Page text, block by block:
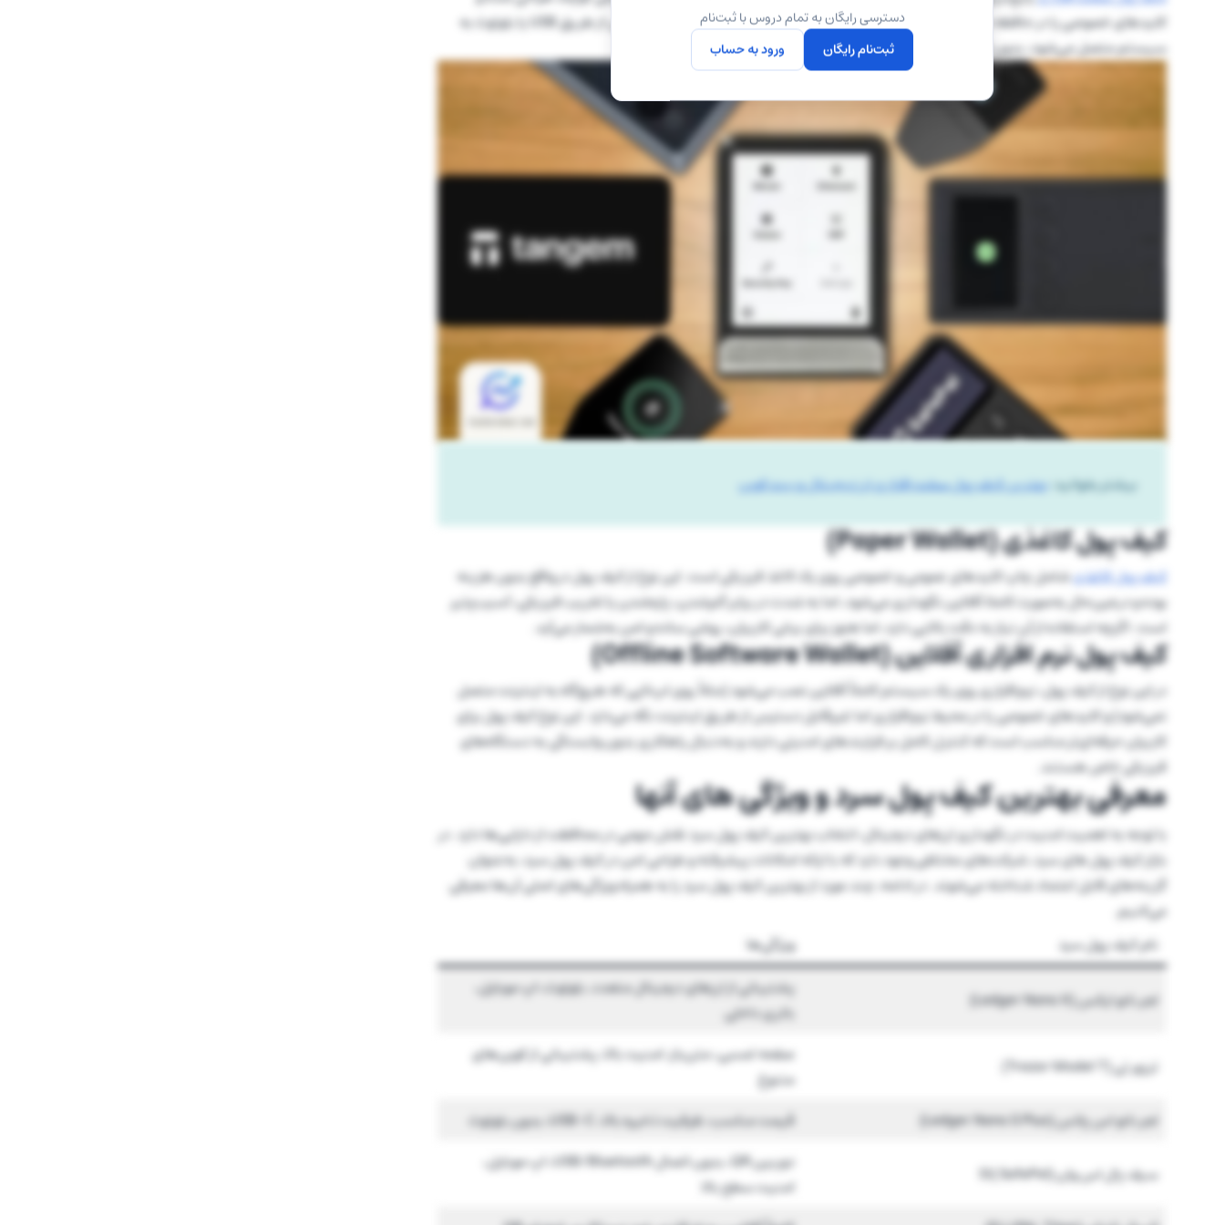
دسترسی رایگان به تمام دروس با ثبت‌نام
ثبت‌نام رایگان
ورود به حساب
کلیدهای خصوصی را در حافظه داخلی خود نگه می‌دارد. این نوع کیف پول تنها هنگام انجام تراکنش از طریق USB یا بلوتوث به
سیستم متصل می‌شود، بدون اینکه کلید خصوصی از دستگاه خارج شود.
بیشتر بخوانید: بهترین کیف پول سخت افزاری ارز دیجیتال و بیت کوین
کیف پول کاغذی (Paper Wallet)
کیف پول کاغذیشامل چاپ کلیدهای عمومی و خصوصی روی یک کاغذ فیزیکی است. این نوع از کیف پول در واقع بدون هزینه
بوده و درعین‌حال به‌صورت کاملا آفلاین نگهداری می‌شود، اما به شدت در برابر گم‌شدن، پاره‌شدن یا تخریب فیزیکی، آسیب‌پذیر
است. اگرچه استفاده از آن نیاز به دقت بالایی دارد، اما هنوز برای برخی کاربران، روشی ساده و امن به‌شمار می‌آید.
کیف پول نرم افزاری آفلاین (Offline Software Wallet)
در این نوع از کیف پول، نرم‌افزاری روی یک سیستم کاملاً آفلاین نصب می‌شود (مثلاً روی لپ‌تاپی که هیچ‌گاه به اینترنت متصل
نمی‌شود) و کلیدهای خصوصی را در محیط نرم‌افزاری اما غیرقابل‌ دسترس از طریق اینترنت نگه می‌دارد. این نوع کیف پول برای
کاربران حرفه‌ای‌تر مناسب است که کنترل کامل بر فرایندهای امنیتی دارند و به‌دنبال راهکاری بدون وابستگی به دستگاه‌های
فیزیکی خاص هستند.
معرفی بهترین کیف پول سرد و ویژگی های آنها
با توجه به اهمیت امنیت در نگهداری ارزهای دیجیتال، انتخاب بهترین کیف پول سرد نقش مهمی در محافظت از دارایی‌ها دارد. در
بازار کیف پول های سرد، شرکت‌های مختلفی وجود دارد که با ارائه امکانات پیشرفته و طراحی امن در کیف پول سرد، به‌عنوان
گزینه‌های قابل اعتماد شناخته می‌شوند. در ادامه، چند مورد از بهترین کیف پول سرد را به همراه ویژگی‌های اصلی آن‌ها معرفی
می‌کنیم.
نام کیف پول سرد
ویژگی‌ها
لجر نانو ایکس (Ledger Nano X)
پشتیبانی از ارزهای دیجیتال متعدد، بلوتوث، اپ موبایل،
باتری داخلی
ترزور تی (Trezor Model T)
صفحه لمسی، متن‌باز، امنیت بالا، پشتیبانی از کوین‌های
متنوع
لجر نانو اس پلاس (Ledger Nano S Plus)
قیمت مناسب، ظرفیت ذخیره بالا، USB-C، بدون بلوتوث
سیف پال اس وان (SafePal )S1
دوربین QR، بدون اتصال USB/Bluetooth، اپ موبایل،
امنیت سطح بالا